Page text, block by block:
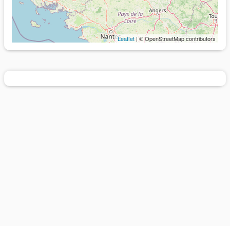
Leaflet| © OpenStreetMap contributors